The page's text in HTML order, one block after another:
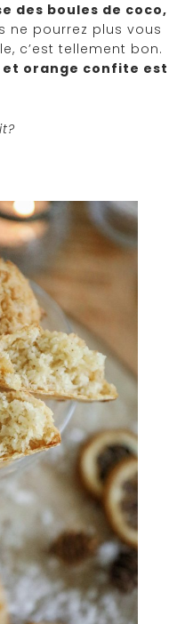
des boules de coco,
ne pourrez plus vous
c’est tellement bon.
et orange confite est